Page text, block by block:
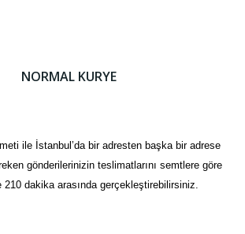
NORMAL KURYE
ile İstanbul’da bir adresten başka bir adrese
gönderilerinizin teslimatlarını semtlere göre
210 dakika arasında gerçekleştirebilirsiniz.